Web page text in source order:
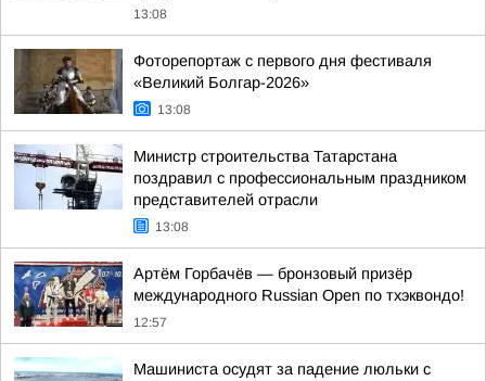
13:08
Фоторепортаж с первого дня фестиваля
«Великий Болгар-2026»
13:08
Министр строительства Татарстана
поздравил с профессиональным праздником
представителей отрасли
13:08
Артём Горбачёв — бронзовый призёр
международного Russian Open по тхэквондо!
12:57
Машиниста осудят за падение люльки с